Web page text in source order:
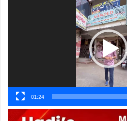
01:24